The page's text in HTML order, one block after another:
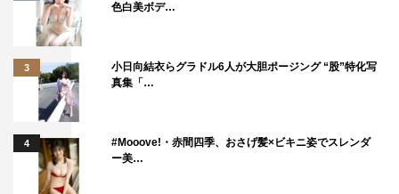
色白美ボデ…
3
小日向結衣らグラドル6人が大胆ポージング “股”特化写
真集「…
4
#Mooove!・赤間四季、おさげ髪×ビキニ姿でスレンダ
ー美…